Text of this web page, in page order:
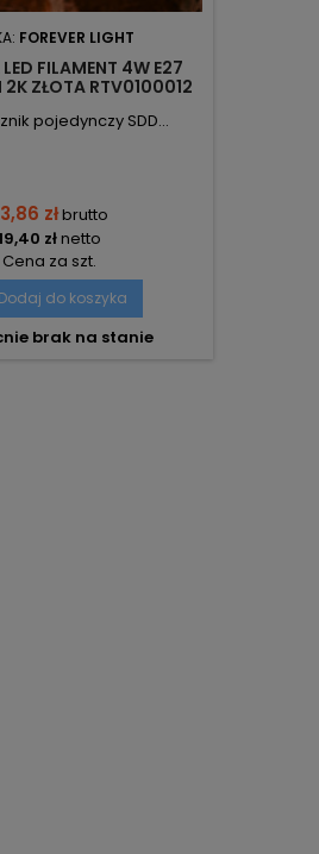
FOREVER LIGHT
FILAMENT 4W E27
ZŁOTA RTV0100012
FOREVER LIGHT
pojedynczy SDD...
złbrutto
złnetto
Cena za szt.
Dodaj do koszyka
brak na stanie